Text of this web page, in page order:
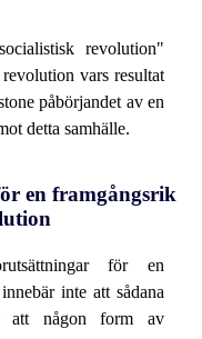
revolution"
vars resultat
påbörjandet av en
detta samhälle.
en framgångsrik
för en
inte att sådana
att någon form av